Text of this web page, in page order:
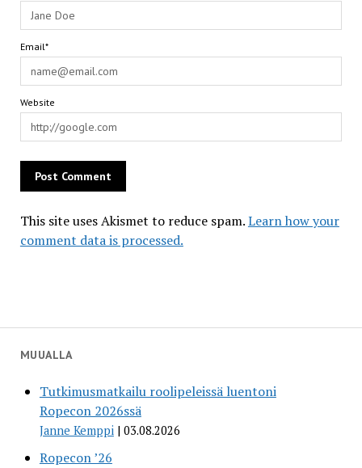
MUUALLA
Tutkimusmatkailu roolipeleissä luentoni
Ropecon 2026ssä
Janne Kemppi 03.08.2026
Ropecon ’26
Email*
Website
This site uses Akismet to reduce spam.Learn how your
comment data is processed.